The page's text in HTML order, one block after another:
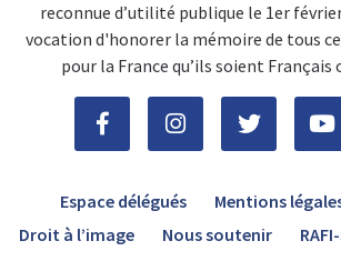
reconnue d’utilité publique le 1er
vocation d'honorer la mémoire de tous
pour la France qu’ils soient Français
Espace délégués Mentions
Droit à l’image
Nous soutenir